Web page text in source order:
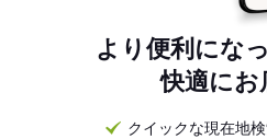
より便利にな
快適にお
クイックな現在地